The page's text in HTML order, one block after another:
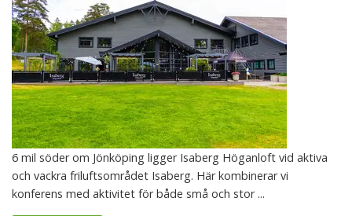
6 mil söder om Jönköping ligger Isaberg Höganloft vid aktiva
och vackra friluftsområdet Isaberg. Här kombinerar vi
konferens med aktivitet för både små och stor ...